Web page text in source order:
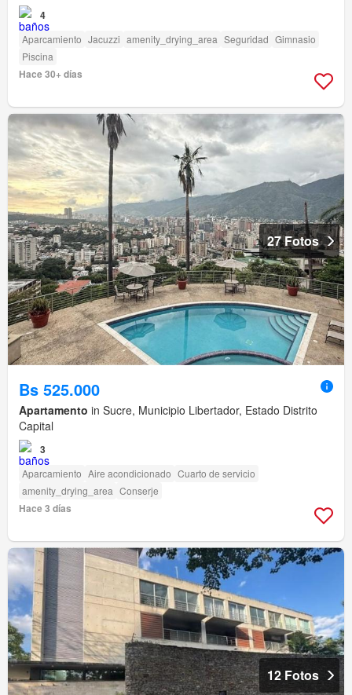
4
Aparcamiento Jacuzzi amenity_drying_area Seguridad Gimnasio
Piscina
Hace 30+ días
27 Fotos
Bs 525.000
Apartamento in Sucre, Municipio Libertador, Estado Distrito
Capital
3
Aparcamiento Aire acondicionado Cuarto de servicio
amenity_drying_area Conserje
Hace 3 días
12 Fotos